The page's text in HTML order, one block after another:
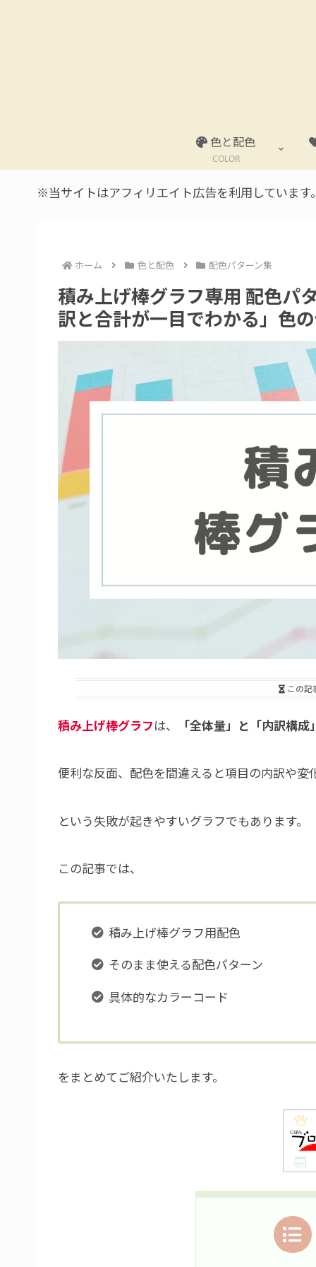
色と配色
COLOR
※当サイトはアフィリエイト広告を利用しています
ホーム 色と配色 配色パターン集
積み上げ棒グラフ専用 配色
訳と合計が一目でわかる」色
この記
積み上げ棒グラフは、 「全体量」と「内訳構
便利な反面、配色を間違えると項目の内訳や
という失敗が起きやすいグラフでもあります。
この記事では、
積み上げ棒グラフ用配色
そのまま使える配色パターン
具体的なカラーコード
をまとめてご紹介いたします。